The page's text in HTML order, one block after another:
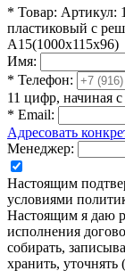
* Товар: Артикул:
пластиковый с
А15(1000х115х96)
Имя:
* Телефон:
11 цифр, начиная
* Email:
Адресовать
Менеджер:
Настоящим
условиями
Настоящим я даю
исполнения
собирать,
хранить, уточнять